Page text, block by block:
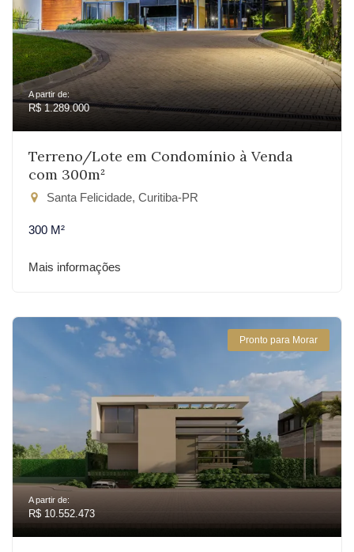
A partir de:
R$ 1.289.000
Terreno/Lote em Condomínio à Venda
com 300m²
Santa Felicidade, Curitiba-PR
300 M²
Mais informações
Pronto para Morar
A partir de:
R$ 10.552.473